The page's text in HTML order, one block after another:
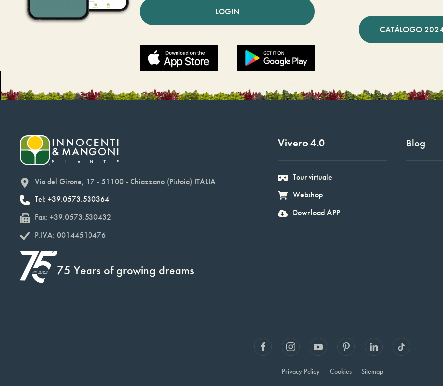
LOGIN
CATÁLOGO
Via del Girone, 17 - 51100 - Chiazzano (Pistoia) ITALIA
Tel: +39.0573.530364
Fax: +39.0573.530432
P.IVA: 00144510476
75 Years of growing dreams
Vivero 4.0
Tour virtuale
Webshop
Download APP
Blog
Privacy Policy Cookies Sitemap